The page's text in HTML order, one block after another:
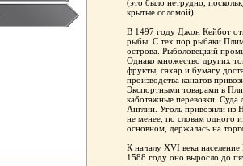
(это было нетрудно,
крытые соломой).
В 1497 году Джон Кейбот
рыбы. С тех пор рыбаки
острова. Рыболовецкий
Однако множество других
фрукты, сахар и бумагу
производства канатов
Экспортными товарами в
каботажные перевозки. Суда
Англии. Уголь привозили из
не менее, по словам одного
основном, держалась на
К началу XVI века население
1588 году оно выросло до